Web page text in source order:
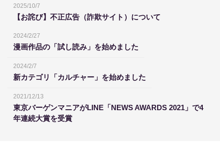
2025/10/7
【お詫び】不正広告（詐欺サイト）について
2024/2/27
漫画作品の「試し読み」を始めました
2024/2/7
新カテゴリ「カルチャー」を始めました
2021/12/13
東京バーゲンマニアがLINE「NEWS AWARDS 2021」で4
年連続大賞を受賞